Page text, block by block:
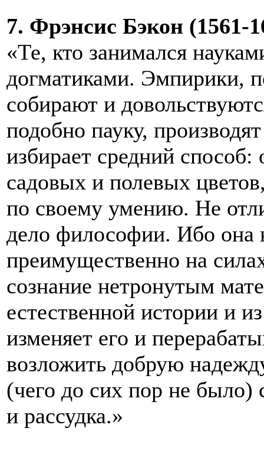
7. Фрэнсис Бэкон (1561-
«Те, кто занимался
догматиками. Эмпирики,
собирают и
подобно пауку,
избирает средний способ:
садовых и полевых
по своему умению. Не
дело философии. Ибо она
преимущественно на
сознание нетронутым
естественной истории и
изменяет его и
возложить добрую
(чего до сих пор не было)
и рассудка.»